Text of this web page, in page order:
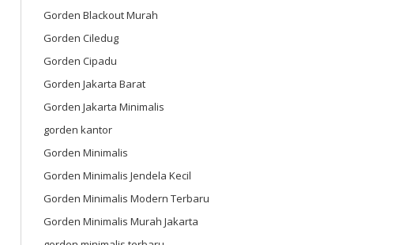
Gorden Blackout Murah
Gorden Ciledug
Gorden Cipadu
Gorden Jakarta Barat
Gorden Jakarta Minimalis
gorden kantor
Gorden Minimalis
Gorden Minimalis Jendela Kecil
Gorden Minimalis Modern Terbaru
Gorden Minimalis Murah Jakarta